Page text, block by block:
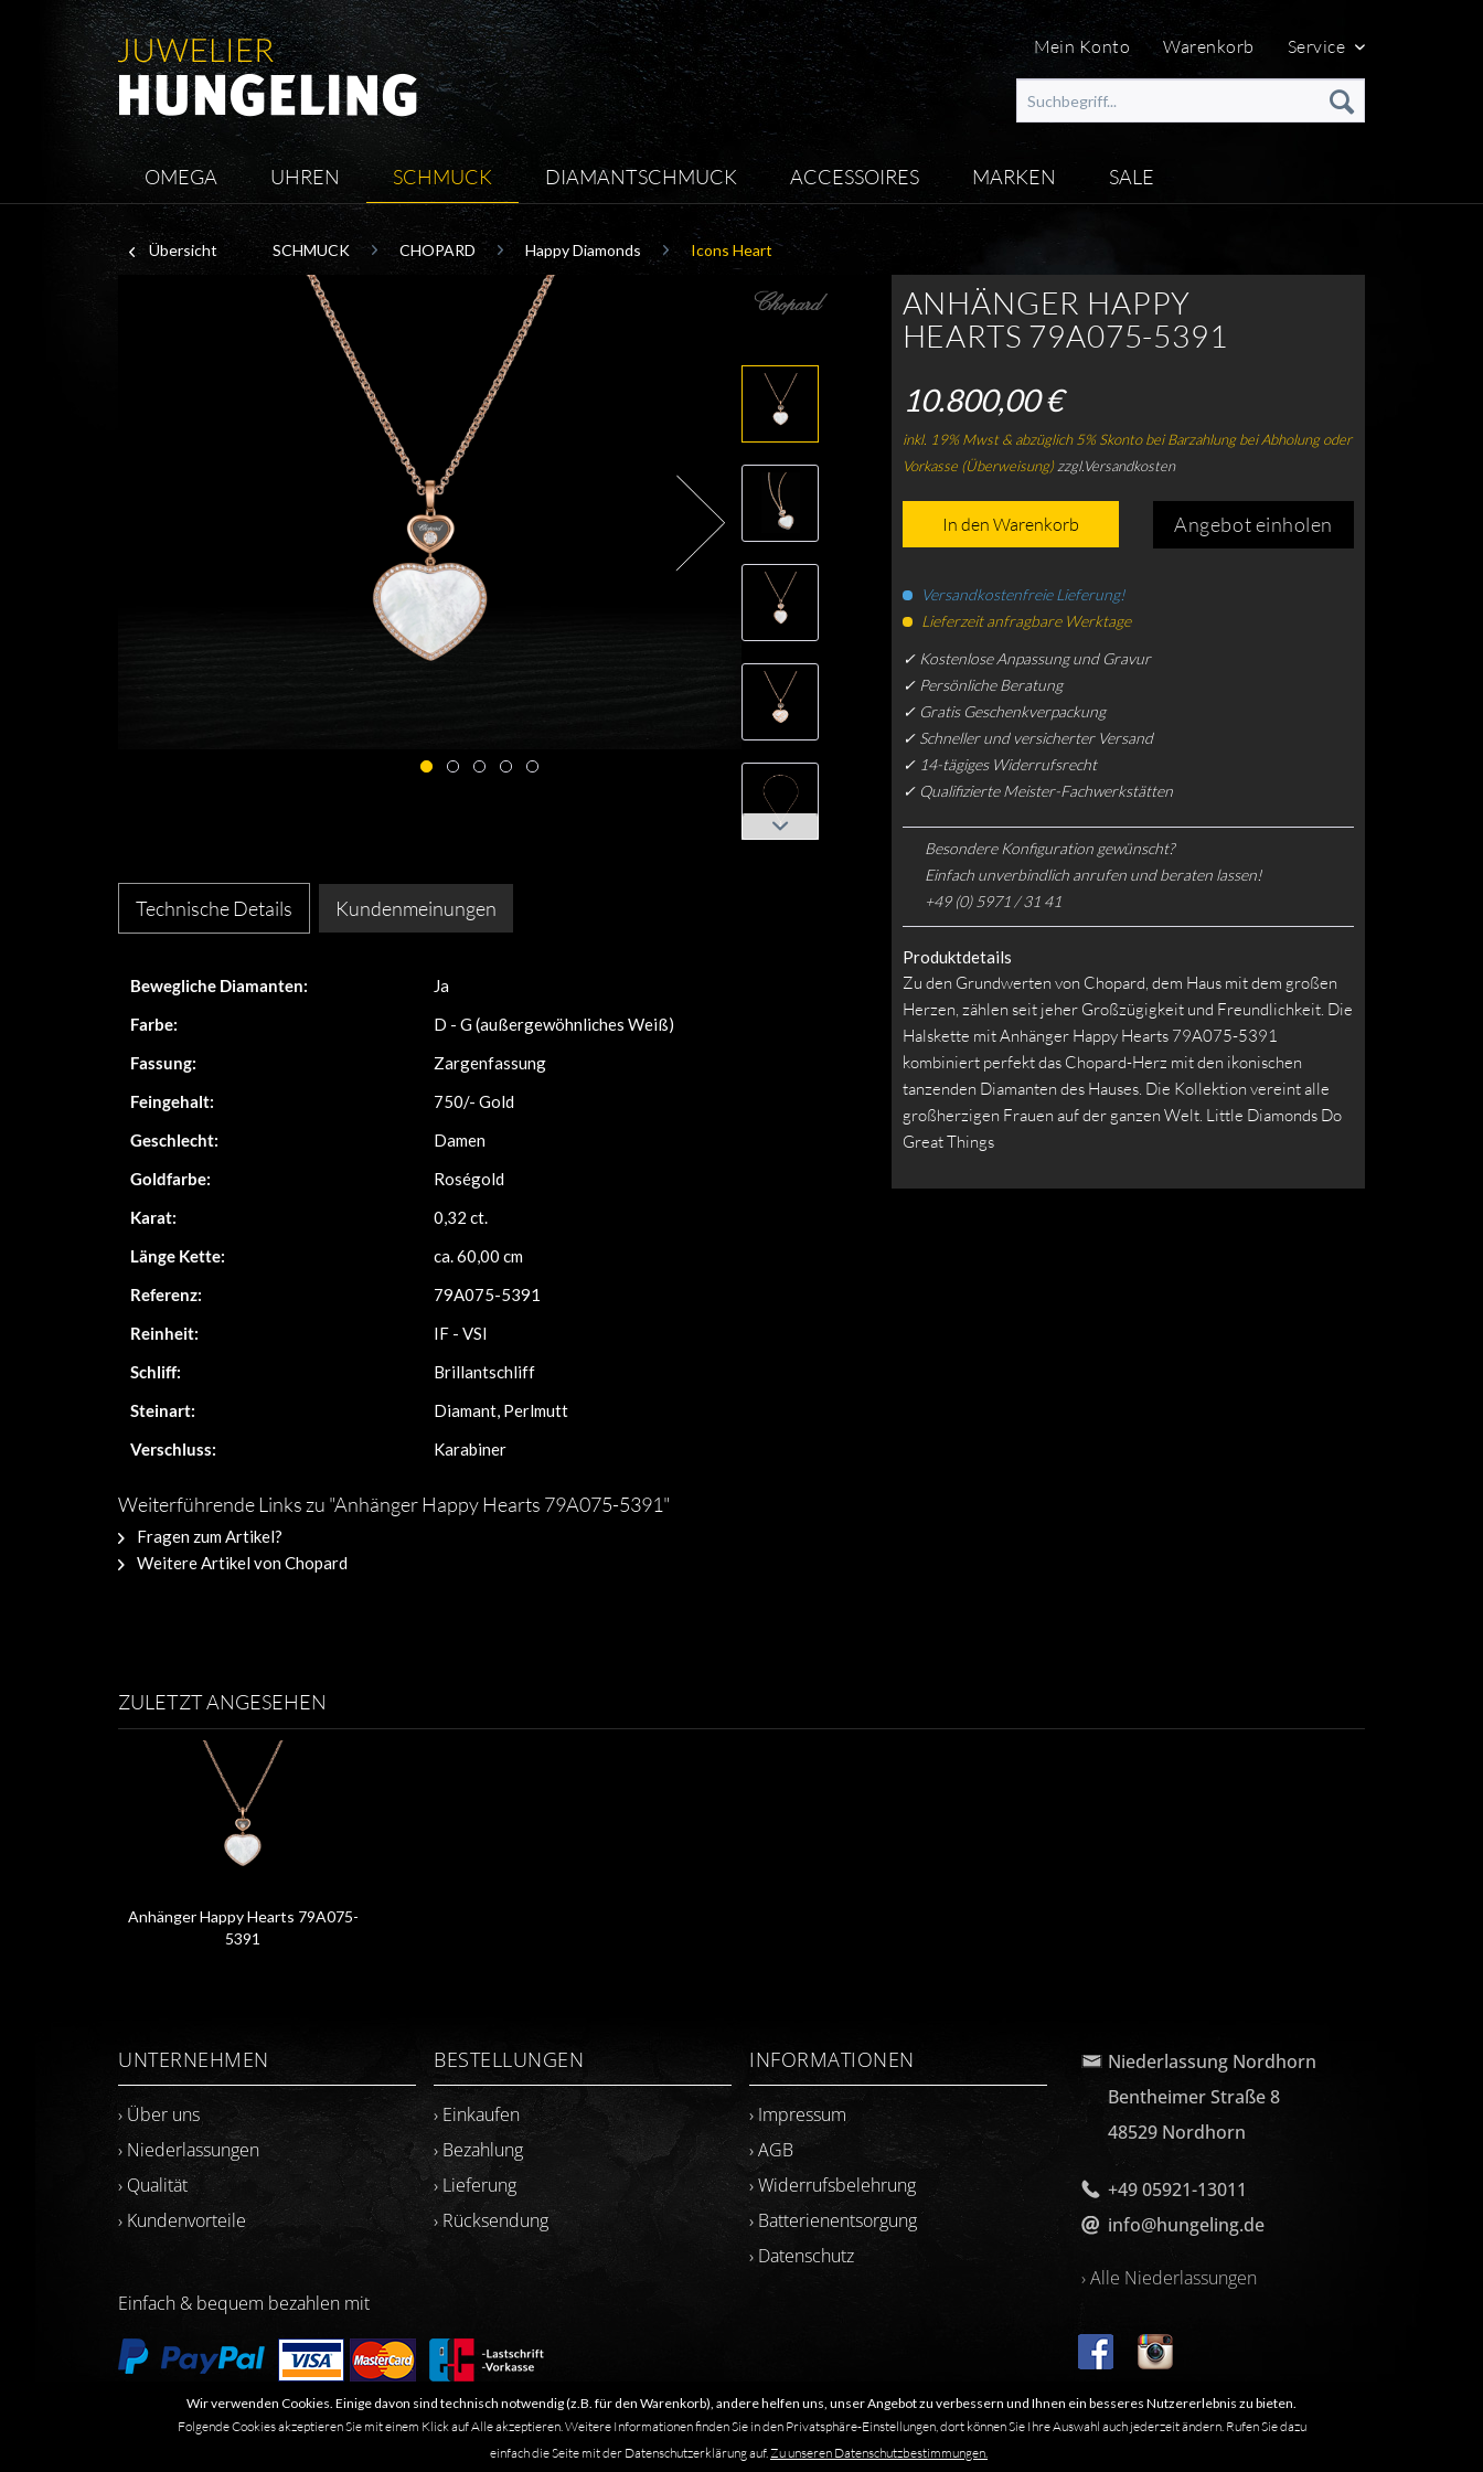
Mein Konto Warenkorb Service
OMEGA UHREN SCHMUCK DIAMANTSCHMUCK ACCESSOIRES MARKEN SALE
Übersicht SCHMUCK CHOPARD Happy Diamonds Icons Heart
ANHÄNGER HAPPY
HEARTS 79A075-5391
10.800,00 €
inkl. 19% Mwst & abzüglich 5% Skonto bei Barzahlung bei Abholung oder
Vorkasse (Überweisung)zzgl.Versandkosten
Angebot einholen
In den Warenkorb
Versandkostenfreie Lieferung!
Lieferzeit anfragbare Werktage
✓ Kostenlose Anpassung und Gravur
✓ Persönliche Beratung
✓ Gratis Geschenkverpackung
✓ Schneller und versicherter Versand
✓ 14-tägiges Widerrufsrecht
✓ Qualifizierte Meister-Fachwerkstätten
Besondere Konfiguration gewünscht?
Einfach unverbindlich anrufen und beraten lassen!
+49 (0) 5971 / 31 41
Produktdetails
Zu den Grundwerten von Chopard, dem Haus mit dem großen
Herzen, zählen seit jeher Großzügigkeit und Freundlichkeit. Die
Halskette mit Anhänger Happy Hearts 79A075-5391
kombiniert perfekt das Chopard-Herz mit den ikonischen
tanzenden Diamanten des Hauses. Die Kollektion vereint alle
großherzigen Frauen auf der ganzen Welt. Little Diamonds Do
Great Things
Technische Details Kundenmeinungen
Bewegliche Diamanten:
Ja
Farbe:
D - G (außergewöhnliches Weiß)
Fassung:
Zargenfassung
Feingehalt:
750/- Gold
Geschlecht:
Damen
Goldfarbe:
Roségold
Karat:
0,32 ct.
Länge Kette:
ca. 60,00 cm
Referenz:
79A075-5391
Reinheit:
IF - VSI
Schliff:
Brillantschliff
Steinart:
Diamant, Perlmutt
Verschluss:
Karabiner
Weiterführende Links zu "Anhänger Happy Hearts 79A075-5391"
Fragen zum Artikel?
Weitere Artikel von Chopard
ZULETZT ANGESEHEN
Anhänger Happy Hearts 79A075-
5391
UNTERNEHMEN
› Über uns
› Niederlassungen
› Qualität
› Kundenvorteile
BESTELLUNGEN
› Einkaufen
› Bezahlung
› Lieferung
› Rücksendung
INFORMATIONEN
› Impressum
› AGB
› Widerrufsbelehrung
› Batterienentsorgung
› Datenschutz
Niederlassung Nordhorn
Bentheimer Straße 8
48529 Nordhorn
+49 05921-13011
info@hungeling.de
› Alle Niederlassungen
Einfach & bequem bezahlen mit
​Letzte Aktualisierung: 06.2026
Wir verwenden Cookies. Einige davon sind technisch notwendig (z.B. für den Warenkorb), andere helfen uns, unser Angebot zu verbessern und Ihnen ein besseres Nutzererlebnis zu bieten.
Folgende Cookies akzeptieren Sie mit einem Klick auf Alle akzeptieren. Weitere Informationen finden Sie in den Privatsphäre-Einstellungen, dort können Sie Ihre Auswahl auch jederzeit ändern. Rufen Sie dazu
einfach die Seite mit der Datenschutzerklärung auf.Zu unseren Datenschutzbestimmungen.